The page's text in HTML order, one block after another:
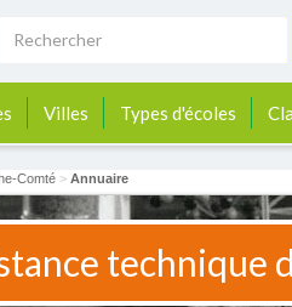
Villes Types d'écoles
Comté > Annuaire
technique